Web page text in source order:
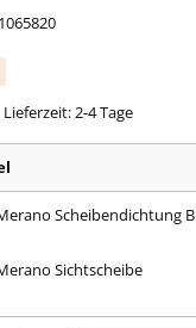
2-4 Tage
Scheibendichtung B
Sichtscheibe